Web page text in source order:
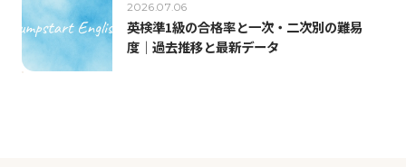
2026.07.06
英検準1級の合格率と一次・二次別の難易
度｜過去推移と最新データ